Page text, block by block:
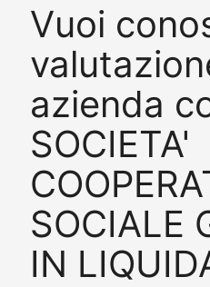
Vuoi
azienda
SOCIETA'
SOCIALE
IN